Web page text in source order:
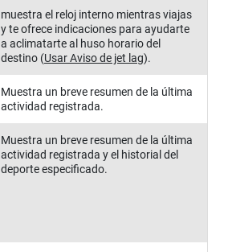
muestra el reloj interno mientras viajas
y te ofrece indicaciones para ayudarte
a aclimatarte al huso horario del
destino (Usar Aviso de jet lag).
Muestra un breve resumen de la última
actividad registrada.
Muestra un breve resumen de la última
actividad registrada y el historial del
deporte especificado.